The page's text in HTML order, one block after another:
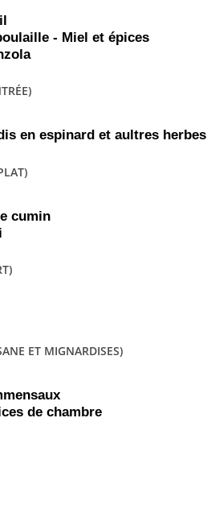
- Miel et épices
en espinard et aultres herbes
cumin
ET MIGNARDISES)
de chambre